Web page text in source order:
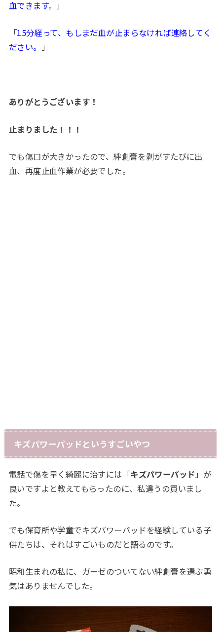
血できます。 」
「15分経って、もしまだ血が止まらなければ連絡してく
ださい。 」
ありがとうございます！
止まりました！！！
でも傷口が大きかったので、絆創膏を剥がすたびに出
血、再度止血作業が必要でした。
キズパワーパッドというすごいやつ
電話で傷を早く綺麗に治すには「キズパワーパッド 」が
良いですよと教えてもらったのに、私違うの買いまし
た。
でも保育所や学童でキズパワーパッドを経験している子
供たちは、それはすごいものだと語るのです。
昭和生まれの私に、ガーゼのついてない絆創膏を選ぶ勇
気はありませんでした。